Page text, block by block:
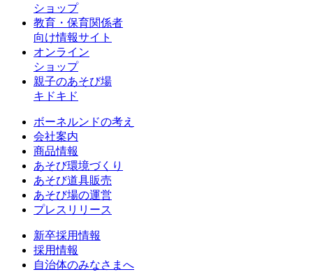
ショップ
教育・保育関係者
向け情報サイト
オンライン
ショップ
親子のあそび場
キドキド
ボーネルンドの考え
会社案内
商品情報
あそび環境づくり
あそび道具販売
あそび場の運営
プレスリリース
新卒採用情報
採用情報
自治体のみなさまへ